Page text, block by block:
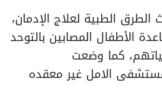
الطبية لعلاج الإدمان،
الأطفال المصابين بالتوحد
كما وضعت
الامل غير معقده